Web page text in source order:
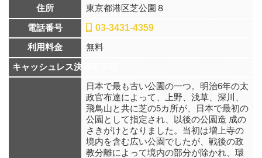
住所
東京都港区芝公園８
電話番号
03-3431-4359
利用料金
無料
キャッシュレス決済可不可
日本で最も古い公園の一つ。明治6年の太
政官布達によって、上野、浅草、深川、
飛鳥山と共に芝の5カ所が、日本で最初の
公園として指定され、以後の公園造 成の
さきがけとなりました。当初は増上寺の
境内を含む広い公園でしたが、戦後の政
教分離によって境内の部分が除かれ、環